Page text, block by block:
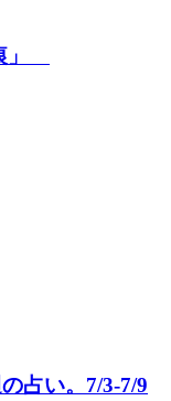
」
占い。7/3-7/9